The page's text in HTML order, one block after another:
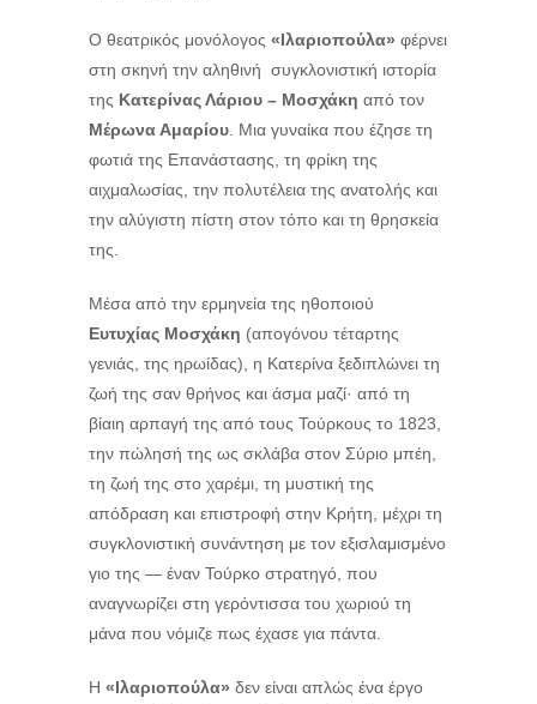
Ο θεατρικός μονόλογος «Ιλαριοπούλα» φέρνει
στη σκηνή την αληθινή συγκλονιστική ιστορία
της Κατερίνας Λάριου – Μοσχάκη από τον
Μέρωνα Αμαρίου . Μια γυναίκα που έζησε τη
φωτιά της Επανάστασης, τη φρίκη της
αιχμαλωσίας, την πολυτέλεια της ανατολής και
την αλύγιστη πίστη στον τόπο και τη θρησκεία
της.
Μέσα από την ερμηνεία της ηθοποιού
Ευτυχίας Μοσχάκη (απογόνου τέταρτης
γενιάς, της ηρωίδας), η Κατερίνα ξεδιπλώνει τη
ζωή της σαν θρήνος και άσμα μαζί· από τη
βίαιη αρπαγή της από τους Τούρκους το 1823,
την πώλησή της ως σκλάβα στον Σύριο μπέη,
τη ζωή της στο χαρέμι, τη μυστική της
απόδραση και επιστροφή στην Κρήτη, μέχρι τη
συγκλονιστική συνάντηση με τον εξισλαμισμένο
γιο της — έναν Τούρκο στρατηγό, που
αναγνωρίζει στη γερόντισσα του χωριού τη
μάνα που νόμιζε πως έχασε για πάντα.
Η «Ιλαριοπούλα» δεν είναι απλώς ένα έργο